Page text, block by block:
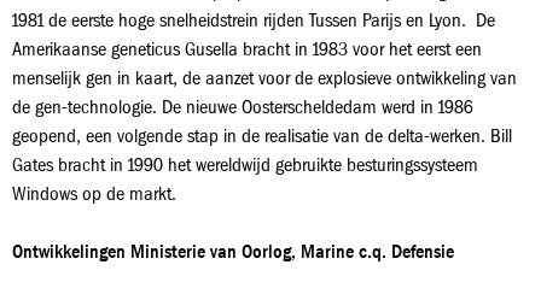
1981 de eerste hoge snelheidstrein rijden Tussen Parijs en Lyon. De
Amerikaanse geneticus Gusella bracht in 1983 voor het eerst een
menselijk gen in kaart, de aanzet voor de explosieve ontwikkeling van
de gen-technologie. De nieuwe Oosterscheldedam werd in 1986
geopend, een volgende stap in de realisatie van de delta-werken. Bill
Gates bracht in 1990 het wereldwijd gebruikte besturingssysteem
Windows op de markt.
Ontwikkelingen Ministerie van Oorlog, Marine c.q. Defensie